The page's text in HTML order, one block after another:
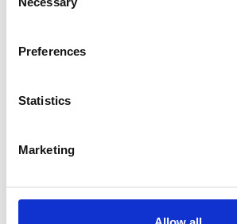
Selection
Preferences
Statistics
Marketing
Hundos
€24,95